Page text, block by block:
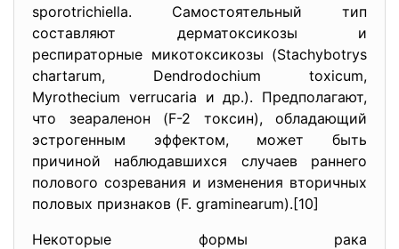
sporotrichiella. Самостоятельный тип
составляют дерматоксикозы и
респираторные микотоксикозы (Stachybotrys
chartarum, Dendrodochium toxicum,
Myrothecium verrucaria и др.). Предполагают,
что зеараленон (F-2 токсин), обладающий
эстрогенным эффектом, может быть
причиной наблюдавшихся случаев раннего
полового созревания и изменения вторичных
половых признаков (F. graminearum).[10]
Некоторые формы рака